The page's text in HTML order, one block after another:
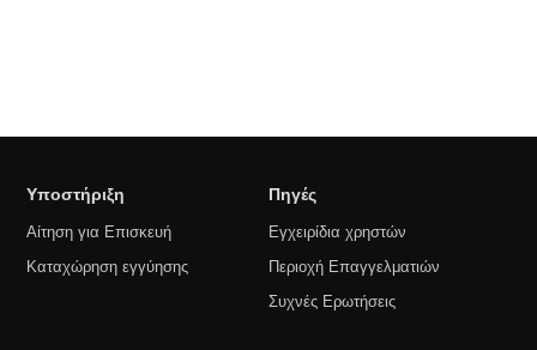
Υποστήριξη
Αίτηση για Επισκευή
Καταχώρηση εγγύησης
Πηγές
Εγχειρίδια χρηστών
Περιοχή Επαγγελματιών
Συχνές Ερωτήσεις